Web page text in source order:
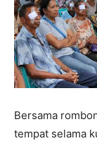
Bersama
tempat selama